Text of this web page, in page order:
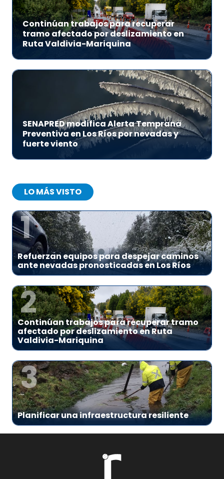
Continúan trabajos para recuperar
tramo afectado por deslizamiento en
Ruta Valdivia-Mariquina
SENAPRED modifica Alerta Temprana
Preventiva en Los Ríos por nevadas y
fuerte viento
LO MÁS VISTO
1
Refuerzan equipos para despejar caminos
ante nevadas pronosticadas en Los Ríos
2
Continúan trabajos para recuperar tramo
afectado por deslizamiento en Ruta
Valdivia-Mariquina
3
Planificar una infraestructura resiliente